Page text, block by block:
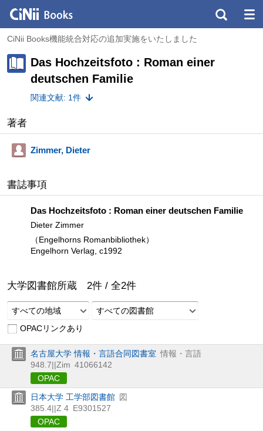
CiNii Books機能統合対応の追加実施をいたしました
Das Hochzeitsfoto : Roman einer
deutschen Familie
関連文献: 1件
著者
Zimmer, Dieter
書誌事項
Das Hochzeitsfoto : Roman einer deutschen Familie
Dieter Zimmer
（Engelhorns Romanbibliothek）
Engelhorn Verlag, c1992
大学図書館所蔵 2件 / 全2件
すべての地域
すべての図書館
OPACリンクあり
名古屋大学 情報・言語合同図書室 情報・言語
948.7||Zim 41066142
OPAC
日本大学 工学部図書館 図
385.4||Z 4 E9301527
OPAC